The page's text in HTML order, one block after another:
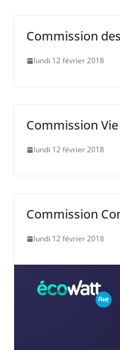
Commission
lundi 12 février 2018
Commission
lundi 12 février 2018
Commission
lundi 12 février 2018